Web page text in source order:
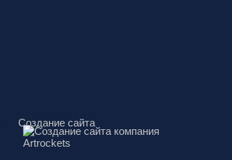
Создание сайта